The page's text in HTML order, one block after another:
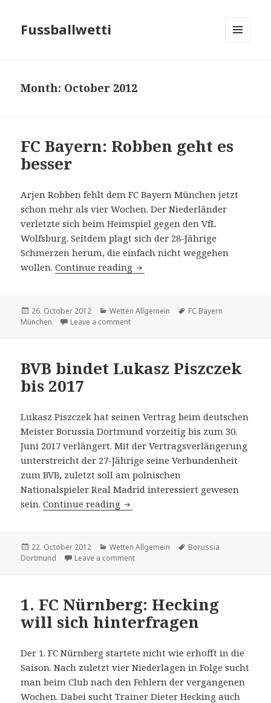
Fussballwetti
Month: October 2012
FC Bayern: Robben geht es
besser
Arjen Robben fehlt dem FC Bayern München jetzt
schon mehr als vier Wochen. Der Niederländer
verletzte sich beim Heimspiel gegen den VfL
Wolfsburg. Seitdem plagt sich der 28-Jährige
Schmerzen herum, die einfach nicht weggehen
wollen.Continue reading FC Bayern: Robben geht es
Posted
on
26. October 2012 Categories
Wetten Allgemein Tags
FC Bayern
München
Leave a comment
BVB bindet Lukasz Piszczek
bis 2017
Lukasz Piszczek hat seinen Vertrag beim deutschen
Meister Borussia Dortmund vorzeitig bis zum 30.
Juni 2017 verlängert. Mit der Vertragsverlängerung
unterstreicht der 27-Jährige seine Verbundenheit
zum BVB, zuletzt soll am polnischen
Nationalspieler Real Madrid interessiert gewesen
sein.Continue reading BVB bindet Lukasz Piszczek bis
Posted
on
22. October 2012 Categories
Wetten Allgemein Tags
Borussia
Dortmund
Leave a comment
1. FC Nürnberg: Hecking
will sich hinterfragen
Der 1. FC Nürnberg startete nicht wie erhofft in die
Saison. Nach zuletzt vier Niederlagen in Folge sucht
man beim Club nach den Fehlern der vergangenen
Wochen. Dabei sucht Trainer Dieter Hecking auch